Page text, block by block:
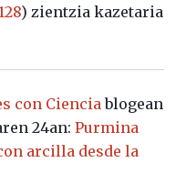
) zientzia kazetaria
con Cienciablogean
24an: Purmina
arcilla desde la